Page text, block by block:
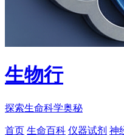
生物行
探索生命科学奥秘
首页 生命百科 仪器试剂 神